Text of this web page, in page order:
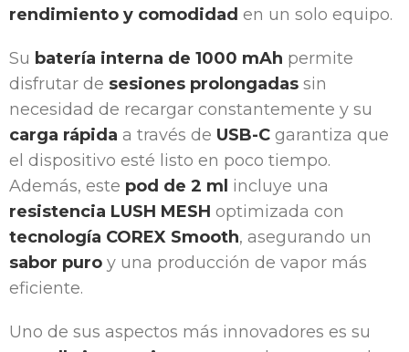
rendimiento y comodidad en un solo equipo.
Su batería interna de 1000 mAh permite
disfrutar de sesiones prolongadas sin
necesidad de recargar constantemente y su
carga rápida a través de USB-C garantiza que
el dispositivo esté listo en poco tiempo.
Además, este pod de 2 ml incluye una
resistencia LUSH MESH optimizada con
tecnología COREX Smooth, asegurando un
sabor puro y una producción de vapor más
eficiente.
Uno de sus aspectos más innovadores es su